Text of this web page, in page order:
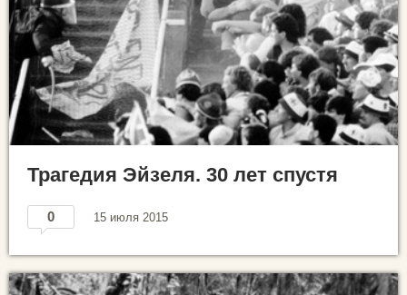
Трагедия Эйзеля. 30 лет спустя
0 15 июля 2015